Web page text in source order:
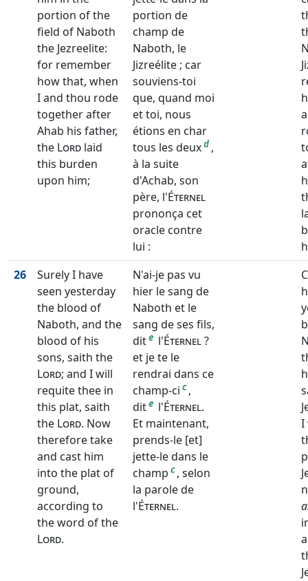
portion of the
field of Naboth
the Jezreelite:
for remember
how that, when
I and thou rode
together after
Ahab his father,
the Lord laid
this burden
upon him;
portion de
champ de
Naboth, le
Jizreélite ; car
souviens-toi
que, quand moi
et toi, nous
étions en char
tous les deuxd ,
à la suite
d'Achab, son
père, l'Éternel
prononça cet
oracle contre
lui :
26
Surely I have
seen yesterday
the blood of
Naboth, and the
blood of his
sons, saith the
Lord; and I will
requite thee in
this plat, saith
the Lord. Now
therefore take
and cast him
into the plat of
ground,
according to
the word of the
Lord.
N'ai-je pas vu
hier le sang de
Naboth et le
sang de ses fils,
dite l'Éternel?
et je te le
rendrai dans ce
champ-ci c ,
dite l'Éternel.
Et maintenant,
prends-le [et]
jette-le dans le
champ c , selon
la parole de
l'Éternel.
I